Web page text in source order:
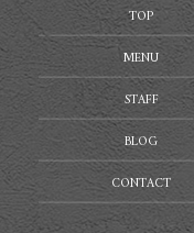
TOP
MENU
STAFF
BLOG
CONTACT